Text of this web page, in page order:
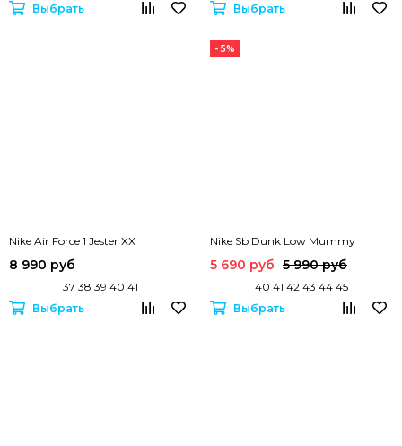
Выбрать
Выбрать
Nike Air Force 1 Jester XX
8 990 руб
37 38 39 40 41
Выбрать
- 5%
Nike Sb Dunk Low Mummy
5 690 руб 5 990 руб
40 41 42 43 44 45
Выбрать